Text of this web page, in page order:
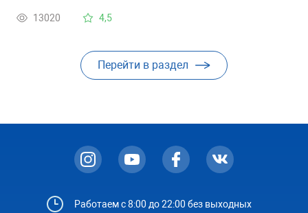
13020 4,5
Перейти в раздел
Работаем с 8:00 до 22:00 без выходных